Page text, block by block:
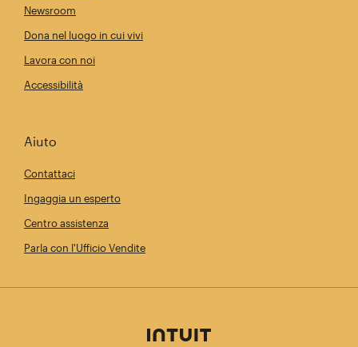
Newsroom
Dona nel luogo in cui vivi
Lavora con noi
Accessibilità
Aiuto
Contattaci
Ingaggia un esperto
Centro assistenza
Parla con l'Ufficio Vendite